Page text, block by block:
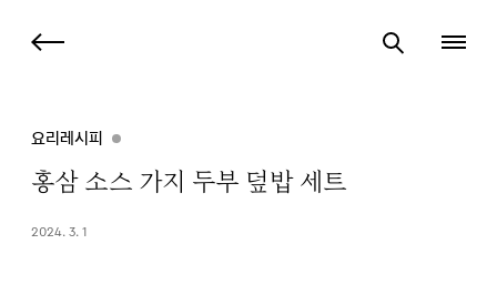
요리레시피
홍삼 소스 가지 두부 덮밥 세트
2024. 3. 1